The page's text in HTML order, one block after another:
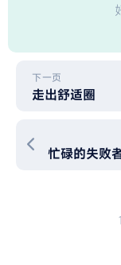
下一页
走出舒适圈
忙碌的失败